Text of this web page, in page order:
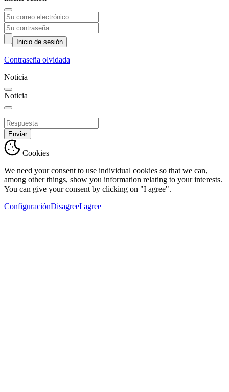
Inicio de sesión
Contraseña olvidada
Noticia
Noticia
Enviar
Cookies
We need your consent to use individual cookies so that we can,
among other things, show you information relating to your interests.
You can give your consent by clicking on "I agree".
ConfiguraciónDisagreeI agree